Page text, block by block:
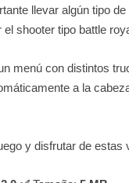
llevar algún tipo
shooter tipo battle
menú con distintos
a la
y disfrutar de estas